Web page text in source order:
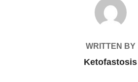
POST AUTHOR
WRITTEN BY
Ketofastosis